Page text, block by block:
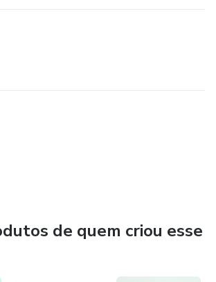
queimado
de quem criou esse